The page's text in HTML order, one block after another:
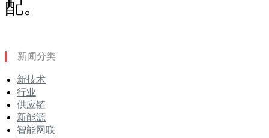
配。
新闻分类
新技术
行业
供应链
新能源
智能网联